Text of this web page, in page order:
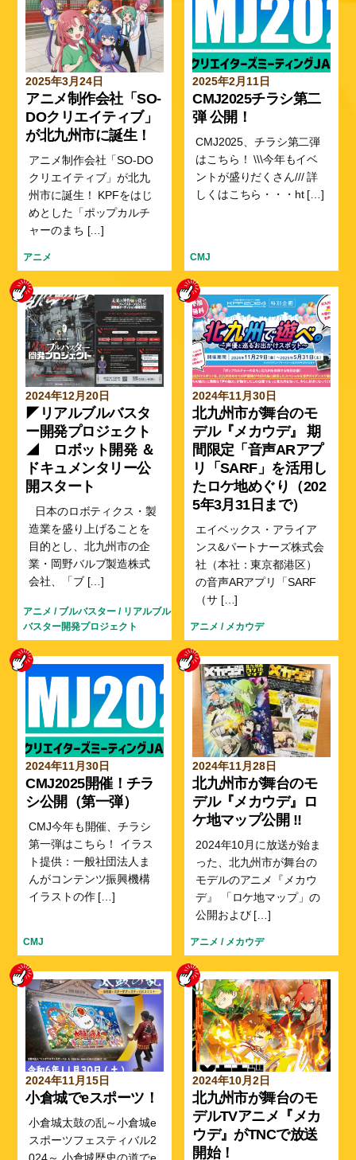
2025年3月24日
アニメ制作会社「SO-
DOクリエイティブ」
が北九州市に誕生！
アニメ制作会社「SO-DO
クリエイティブ」が北九
州市に誕生！ KPFをはじ
めとした「ポップカルチ
ャーのまち […]
アニメ
2025年2月11日
CMJ2025チラシ第二
弾 公開！
CMJ2025、チラシ第二弾
はこちら！ \\\今年もイベ
ントが盛りだくさん/// 詳
しくはこちら・・・ht […]
CMJ
2024年12月20日
◤リアルブルバスタ
ー開発プロジェクト
◢ ロボット開発 ＆
ドキュメンタリー公
開スタート
日本のロボティクス・製
造業を盛り上げることを
目的とし、北九州市の企
業・岡野バルブ製造株式
会社、「ブ […]
アニメ / ブルバスター / リアルブル
バスター開発プロジェクト
2024年11月30日
北九州市が舞台のモ
デル『メカウデ』 期
間限定「音声ARアプ
リ「SARF」を活用し
たロケ地めぐり（202
5年3月31日まで）
エイベックス・アライア
ンス&パートナーズ株式会
社（本社：東京都港区）
の音声ARアプリ「SARF
（サ […]
アニメ / メカウデ
2024年11月30日
CMJ2025開催！チラ
シ公開（第一弾）
CMJ今年も開催、チラシ
第一弾はこちら！ イラス
ト提供：一般社団法人ま
んがコンテンツ振興機構
イラストの作 […]
CMJ
2024年11月28日
北九州市が舞台のモ
デル『メカウデ』ロ
ケ地マップ公開 !!
2024年10月に放送が始ま
った、北九州市が舞台の
モデルのアニメ『メカウ
デ』 「ロケ地マップ」の
公開および […]
アニメ / メカウデ
2024年11月15日
小倉城でeスポーツ！
小倉城太鼓の乱～小倉城e
スポーツフェスティバル2
024～ 小倉城歴史の道でe
2024年10月2日
北九州市が舞台のモ
デルTVアニメ『メカ
ウデ』がTNCで放送
開始！